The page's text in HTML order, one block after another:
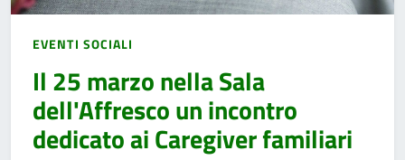
EVENTI SOCIALI
Il 25 marzo nella Sala
dell'Affresco un incontro
dedicato ai Caregiver familiari